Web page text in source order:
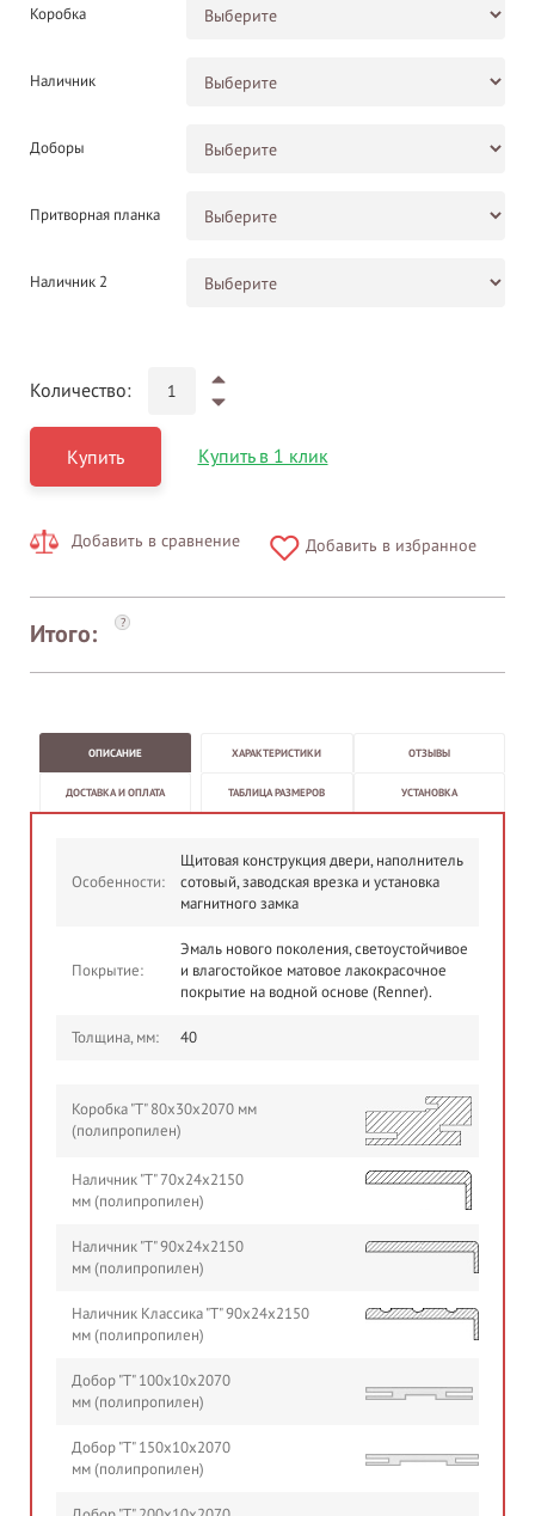
Коробка
Наличник
Доборы
Притворная планка
Наличник 2
Количество:
Купить Купить в 1 клик
Добавить в сравнение Добавить в избранное
Итого: ?
ОПИСАНИЕ ХАРАКТЕРИСТИКИ ОТЗЫВЫ
ДОСТАВКА И ОПЛАТА ТАБЛИЦА РАЗМЕРОВ УСТАНОВКА
Особенности:
Щитовая конструкция двери, наполнитель
сотовый, заводская врезка и установка
магнитного замка
Покрытие:
Эмаль нового поколения, светоустойчивое
и влагостойкое матовое лакокрасочное
покрытие на водной основе (Renner).
Толщина, мм: 40
Коробка "Т" 80х30х2070 мм
(полипропилен)
Наличник "Т" 70х24х2150
мм (полипропилен)
Наличник "Т" 90х24х2150
мм (полипропилен)
Наличник Классика "Т" 90х24х2150
мм (полипропилен)
Добор "Т" 100х10х2070
мм (полипропилен)
Добор "Т" 150х10х2070
мм (полипропилен)